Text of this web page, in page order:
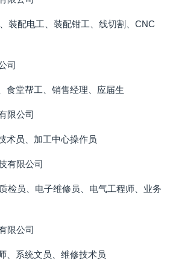
装配电工、装配钳工、线切割、CNC
司
食堂帮工、销售经理、应届生
限公司
术员、加工中心操作员
有限公司
检员、电子维修员、电气工程师、业务
限公司
、系统文员、维修技术员